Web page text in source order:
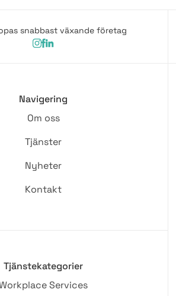
snabbast växande företag
Navigering
Om oss
Tjänster
Nyheter
Kontakt
Tjänstekategorier
Services